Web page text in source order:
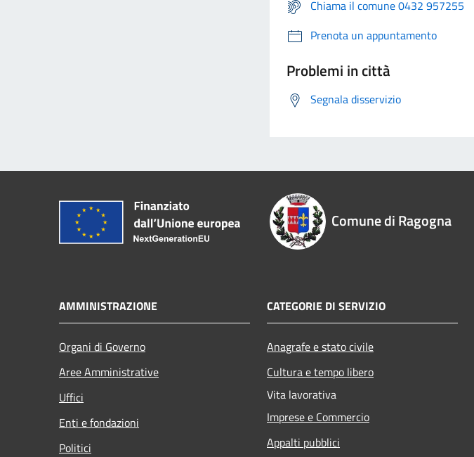
Chiama il comune 0432 957255
Prenota un appuntamento
Problemi in città
Segnala disservizio
Comune di Ragogna
AMMINISTRAZIONE
Organi di Governo
Aree Amministrative
Uffici
Enti e fondazioni
Politici
CATEGORIE DI SERVIZIO
Anagrafe e stato civile
Cultura e tempo libero
Vita lavorativa
Imprese e Commercio
Appalti pubblici